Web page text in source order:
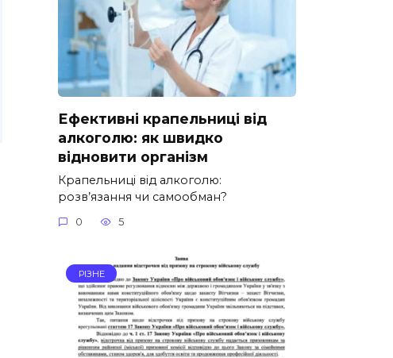
Ефективні крапельниці від
алкоголю: як швидко
відновити організм
Крапельниці від алкоголю:
розв’язання чи самообман?
0 5
РІЗНЕ